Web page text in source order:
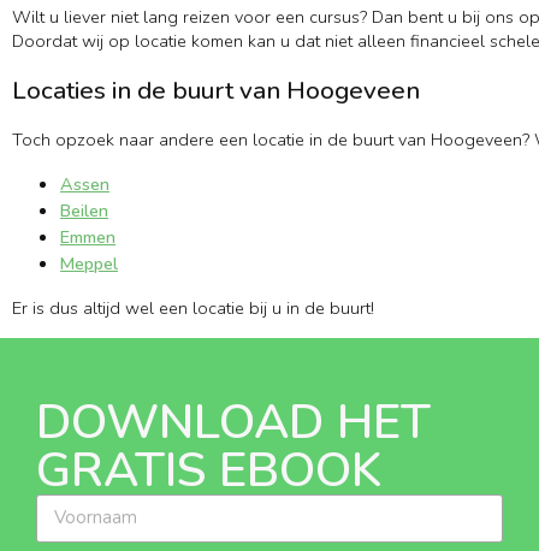
Wilt u liever niet lang reizen voor een cursus? Dan bent u bij ons
Doordat wij op locatie komen kan u dat niet alleen financieel
Locaties in de buurt van Hoogeveen
Toch opzoek naar andere een locatie in de buurt van Hoogeveen?
Assen
Beilen
Emmen
Meppel
Er is dus altijd wel een locatie bij u in de buurt!
DOWNLOAD HET
GRATIS EBOOK